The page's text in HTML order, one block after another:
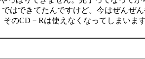
はできてたんですけど。今はぜんぜ
のCD－Rは使えなくなってしまい